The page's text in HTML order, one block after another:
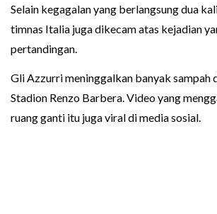
Selain kegagalan yang berlangsung dua
timnas Italia juga dikecam atas kejadian
pertandingan.
Gli Azzurri meninggalkan banyak sampah
Stadion Renzo Barbera. Video yang
ruang ganti itu juga viral di media sosial.